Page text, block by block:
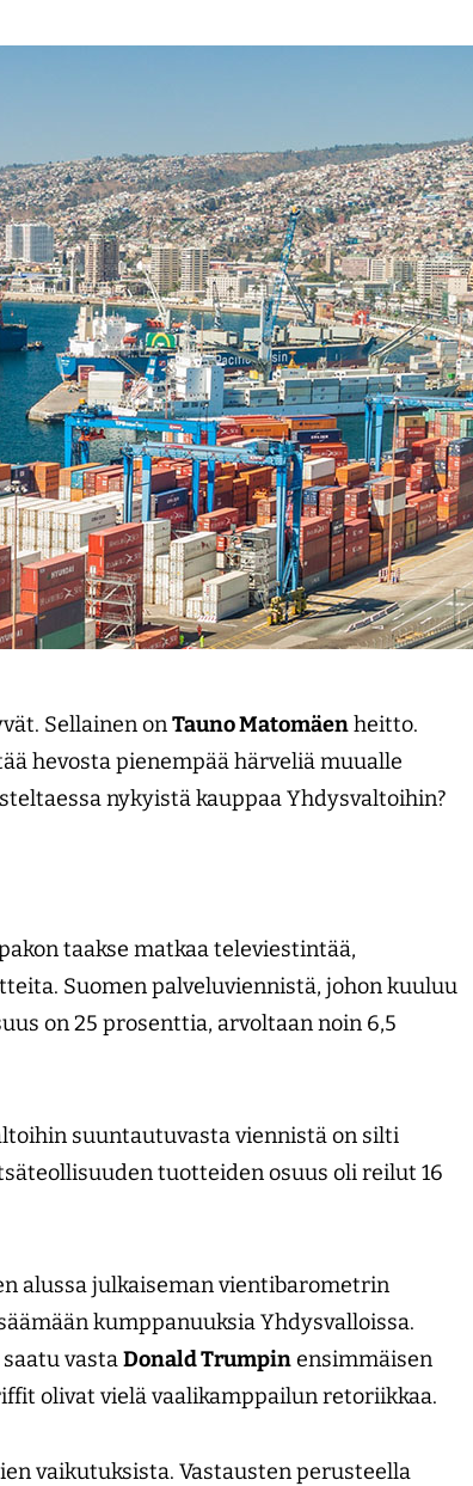
Sellainen onTauno Matomäenheitto.
hevosta pienempää härveliä muualle
nykyistä kauppaa Yhdysvaltoihin?
taakse matkaa televiestintää,
Suomen palveluviennistä, johon kuuluu
on 25 prosenttia, arvoltaan noin 6,5
suuntautuvasta viennistä on silti
tuotteiden osuus oli reilut 16
alussa julkaiseman vientibarometrin
kumppanuuksia Yhdysvalloissa.
vastaDonald Trumpinensimmäisen
olivat vielä vaalikamppailun retoriikkaa.
vaikutuksista. Vastausten perusteella